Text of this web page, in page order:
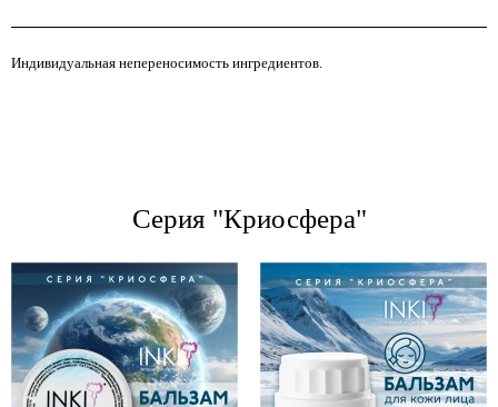
Индивидуальная непереносимость ингредиентов.
Серия "Криосфера"